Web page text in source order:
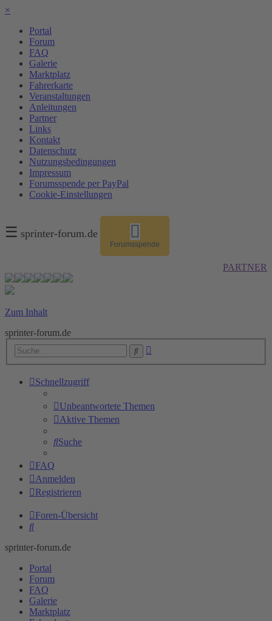
×
Portal
Forum
FAQ
Galerie
Marktplatz
Fahrerkarte
Veranstaltungen
Anleitungen
Partner
Links
Kontakt
Datenschutz
Nutzungsbedingungen
Impressum
Forumsspende per PayPal
Cookie-Einstellungen
☰ sprinter-forum.de
Forumsspende
PARTNER
Zum Inhalt
sprinter-forum.de
Suche
Schnellzugriff
Unbeantwortete Themen
Aktive Themen
Suche
FAQ
Anmelden
Registrieren
Foren-Übersicht
Suche
sprinter-forum.de
Portal
Forum
FAQ
Galerie
Marktplatz